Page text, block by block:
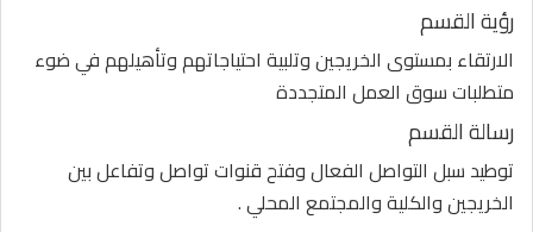
رؤية القسم
الارتقاء بمستوى الخريجين وتلبية احتياجاتهم وتأهيلهم في ضوء
متطلبات سوق العمل المتجددة
رسالة القسم
توطيد سبل التواصل الفعال وفتح قنوات تواصل وتفاعل بين
الخريجين والكلية والمجتمع المحلي .